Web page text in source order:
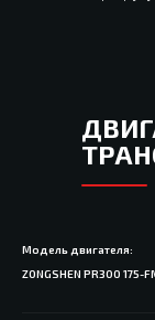
Модель двигателя:
ZONGSHEN PR300 175-